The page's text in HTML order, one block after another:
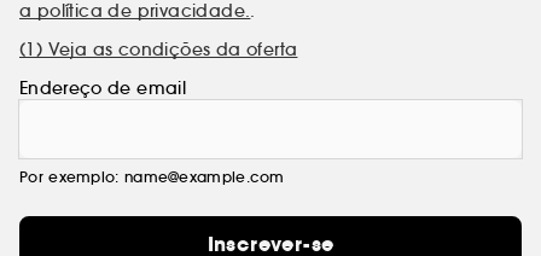
a política de privacidade..
(1) Veja as condições da oferta
Endereço de email
Por exemplo: name@example.com
Inscrever-se